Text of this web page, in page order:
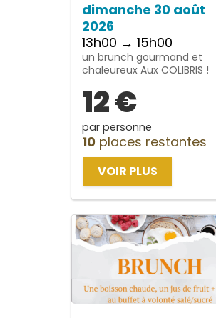
dimanche 30 août
2026
13h00 → 15h00
un brunch gourmand et
chaleureux Aux COLIBRIS !
12 €
par personne
10 places restantes
VOIR PLUS